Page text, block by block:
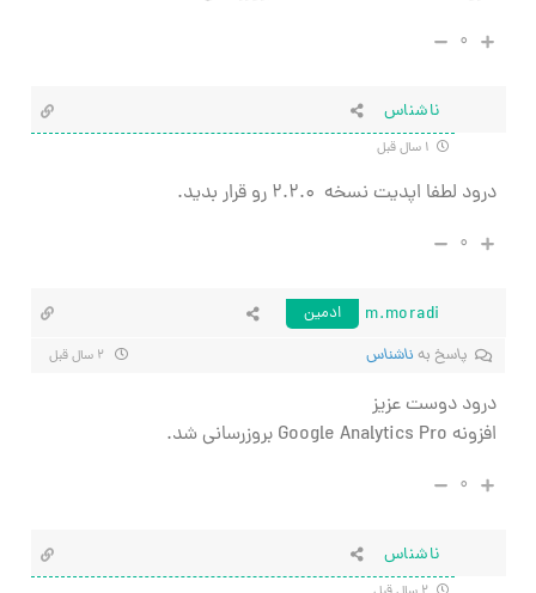
۰
ناشناس
درود لطفا اپدیت نسخه
۰
m.moradi
ادمین
پاسخ به ناشناس
درود دوست عزیز
افزونه Google Analytics Pro بروزرسانی شد.
۰
ناشناس